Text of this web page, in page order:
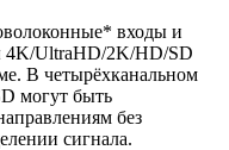
входы и
UltraHD/2K/HD/SD
В четырёхканальном
могут быть
без
сигнала.